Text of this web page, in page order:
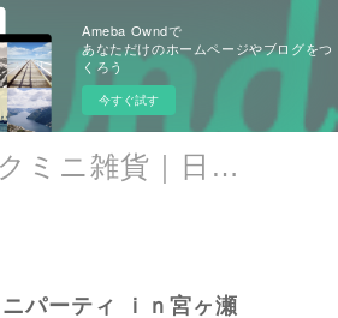
Ameba Owndで
あなただけのホームページやブログをつ
くろう
今すぐ試す
クラシックミニ雑貨｜日遊品 トミー1号2号
パーティ ｉｎ宮ヶ瀬